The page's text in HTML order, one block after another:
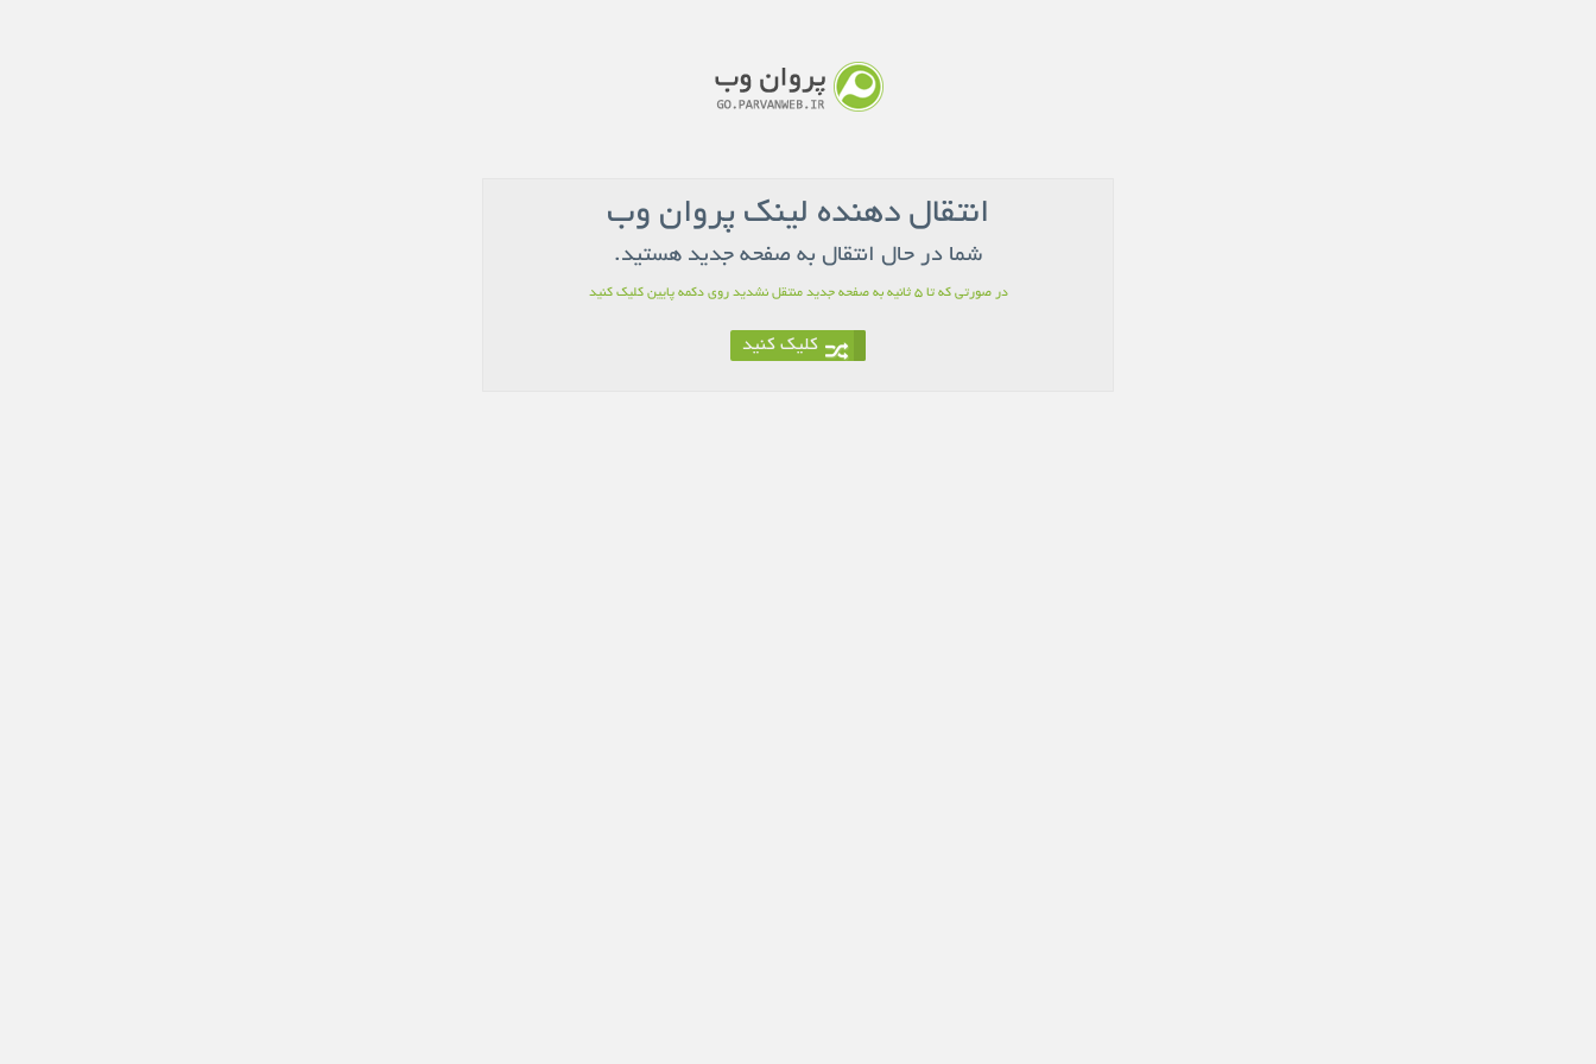
انتقال دهنده لینک پروان وب
شما در حال انتقال به صفحه جدید هستید.
در صورتی که تا 5 ثانیه به صفحه جدید منتقل نشدید روی دکمه پایین کلیک کنید
کلیک کنید